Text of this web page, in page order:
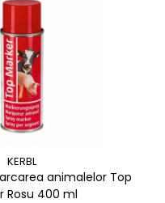
KERBL
animalelor Top
Rosu 400 ml